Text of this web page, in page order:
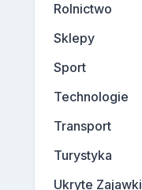
Rolnictwo
Sklepy
Sport
Technologie
Transport
Turystyka
Ukryte Zajawki